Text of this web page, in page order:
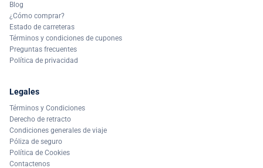
Blog
¿Cómo comprar?
Estado de carreteras
Términos y condiciones de cupones
Preguntas frecuentes
Política de privacidad
Legales
Términos y Condiciones
Derecho de retracto
Condiciones generales de viaje
Póliza de seguro
Política de Cookies
Contactenos